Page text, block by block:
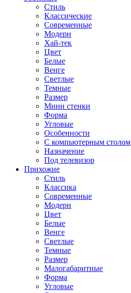
Стиль
Классические
Современные
Модерн
Хай-тек
Цвет
Белые
Венге
Светлые
Темные
Размер
Мини стенки
Форма
Угловые
Особенности
С компьютерным столом
Назначение
Под телевизор
Прихожие
Стиль
Классика
Современные
Модерн
Цвет
Белые
Венге
Светлые
Темные
Размер
Малогабаритные
Форма
Угловые